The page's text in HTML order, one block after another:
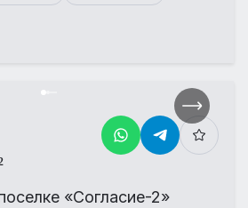
«Согласие-2»